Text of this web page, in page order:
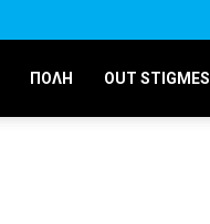
ΠΟΛΗ OUT STIGMES